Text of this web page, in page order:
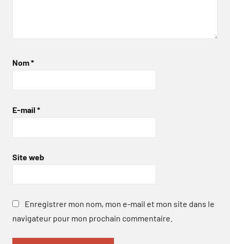
Nom*
E-mail *
Site web
Enregistrer mon nom, mon e-mail et mon site dans le
navigateur pour mon prochain commentaire.